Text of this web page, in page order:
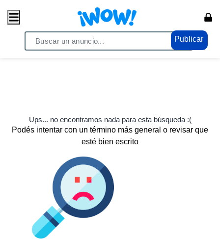
Publicar
Ups... no encontramos nada para esta búsqueda :(
Podés intentar con un término más general o revisar que
esté bien escrito